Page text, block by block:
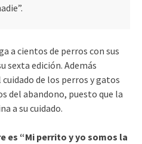
a cientos de perros con sus
sexta edición. Además
de los perros y gatos
del abandono, puesto que la
a su cuidado.
es “Mi perrito y yo somos la